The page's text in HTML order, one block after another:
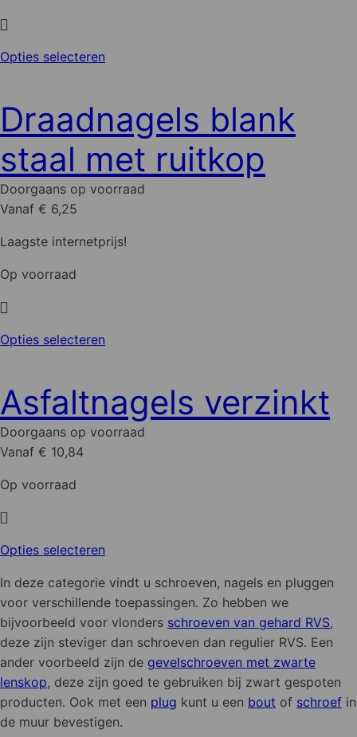
Opties selecteren
meerdere
variaties.
Deze
optie
kan
worden
Draadnagels blank
staal met ruitkop
Doorgaans op voorraad
Vanaf € 6,25
Laagste internetprijs!
Op voorraad
Opties selecteren
meerdere
variaties.
Deze
de
productpagina
Asfaltnagels verzinkt
Doorgaans op voorraad
Vanaf € 10,84
Op voorraad
Opties selecteren
heeft
meerdere
variaties.
Deze
optie
kan
gekozen
worden
In deze categorie vindt u schroeven, nagels en pluggen
voor verschillende toepassingen. Zo hebben we
bijvoorbeeld voor vlonders schroeven van gehard RVS,
deze zijn steviger dan schroeven dan regulier RVS. Een
ander voorbeeld zijn de gevelschroeven met zwarte
lenskop, deze zijn goed te gebruiken bij zwart gespoten
producten. Ook met een plug kunt u een bout of schroef in
de muur bevestigen.